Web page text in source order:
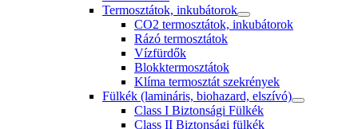
Termosztátok, inkubátorok
CO2 termosztátok, inkubátorok
Rázó termosztátok
Vízfürdők
Blokktermosztátok
Klíma termosztát szekrények
Fülkék (lamináris, biohazard, elszívó)
Class I Biztonsági Fülkék
Class II Biztonsági fülkék